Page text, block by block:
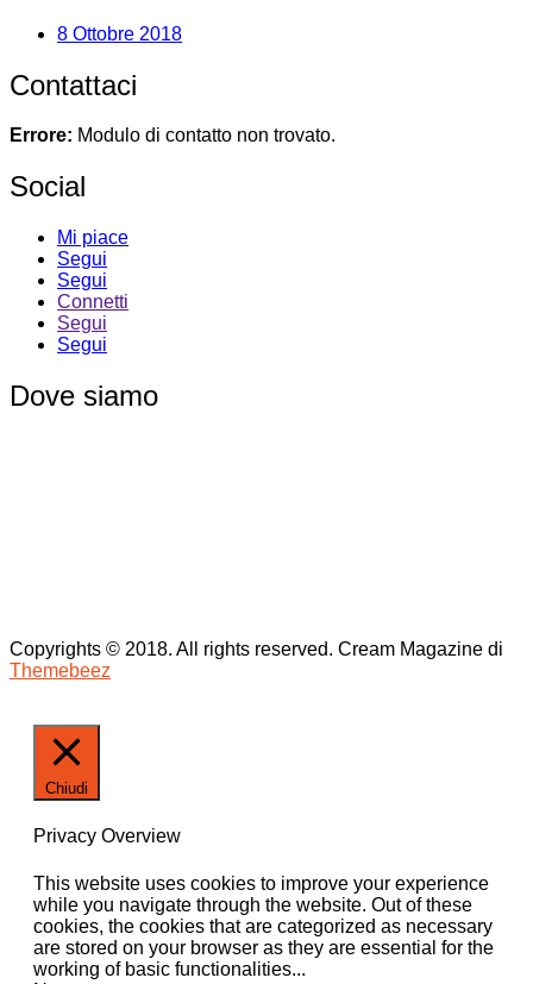
8 Ottobre 2018
Contattaci
Errore: Modulo di contatto non trovato.
Social
Mi piace
Segui
Segui
Connetti
Segui
Segui
Dove siamo
Copyrights © 2018. All rights reserved. Cream Magazine di
Themebeez
Chiudi
Privacy Overview
This website uses cookies to improve your experience
while you navigate through the website. Out of these
cookies, the cookies that are categorized as necessary
are stored on your browser as they are essential for the
working of basic functionalities...